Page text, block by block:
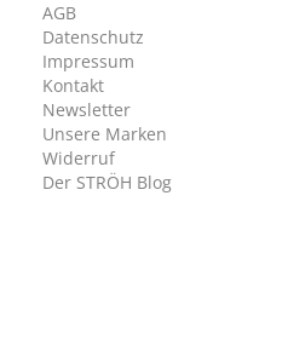
AGB
Datenschutz
Impressum
Kontakt
Newsletter
Unsere Marken
Widerruf
Der STRÖH Blog